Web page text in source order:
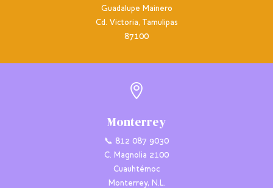
Guadalupe Mainero
Cd. Victoria, Tamulipas
87100

Monterrey
📞 812 087 9030
C. Magnolia 2100
Cuauhtémoc
Monterrey, N.L.